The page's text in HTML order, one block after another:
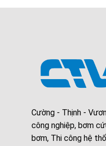
Cường - Thịnh -
công nghiệp, bơm
bơm, Thi công hệ